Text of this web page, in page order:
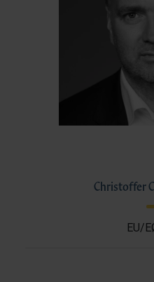
Christoffer
EU/